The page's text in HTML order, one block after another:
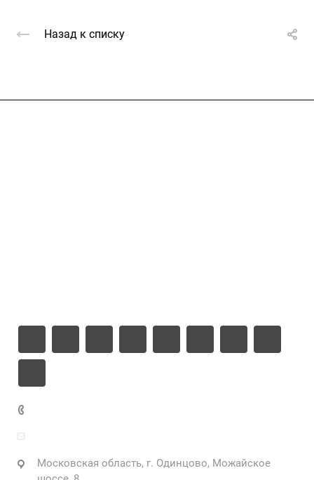
Назад к списку
Московская область, г. Одинцово, Можайское